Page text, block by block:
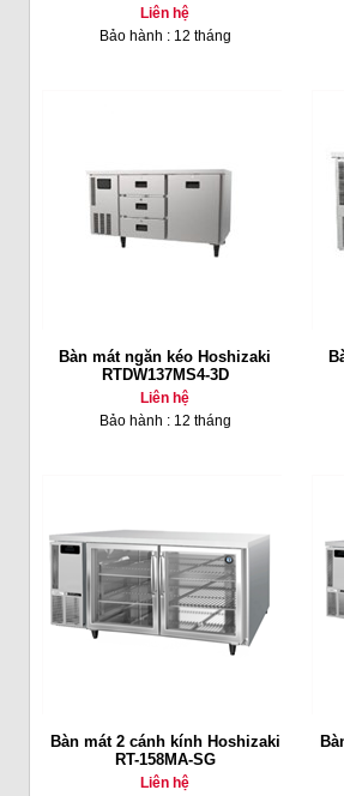
Liên hệ
Bảo hành : 12 tháng
Bàn mát ngăn kéo Hoshizaki
RTDW137MS4-3D
Liên hệ
Bảo hành : 12 tháng
Bàn mát 2 cánh kính Hoshizaki
RT-158MA-SG
Liên hệ